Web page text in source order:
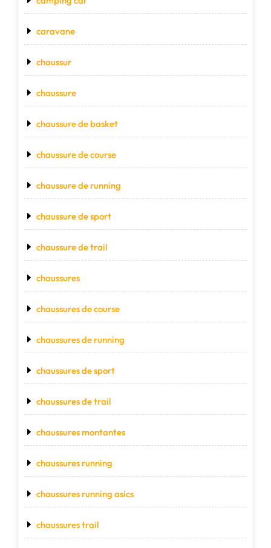
caravane
chaussur
chaussure
chaussure de basket
chaussure de course
chaussure de running
chaussure de sport
chaussure de trail
chaussures
chaussures de course
chaussures de running
chaussures de sport
chaussures de trail
chaussures montantes
chaussures running
chaussures running asics
chaussures trail